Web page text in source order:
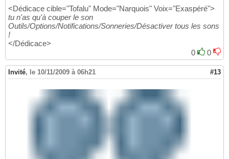
<Dédicace cible="Tofalu" Mode="Narquois" Voix="Exaspéré">
tu n'as qu'à couper le son
Outils/Options/Notifications/Sonneries/Désactiver tous les sons
!
</Dédicace>
0
0
Invité, le 10/11/2009 à 06h21 #13